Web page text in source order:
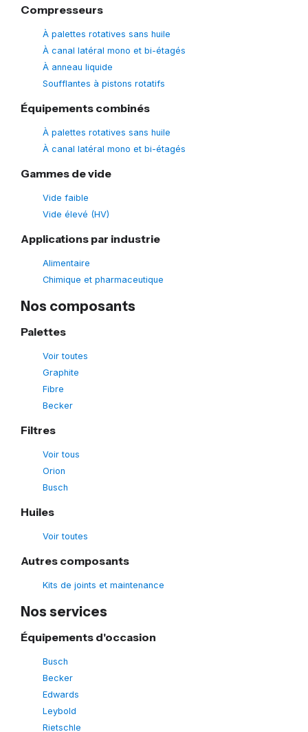
Compresseurs
À palettes rotatives sans huile
À canal latéral mono et bi-étagés
À anneau liquide
Soufflantes à pistons rotatifs
Équipements combinés
À palettes rotatives sans huile
À canal latéral mono et bi-étagés
Gammes de vide
Vide faible
Vide élevé (HV)
Applications par industrie
Alimentaire
Chimique et pharmaceutique
Nos composants
Palettes
Voir toutes
Graphite
Fibre
Becker
Filtres
Voir tous
Orion
Busch
Huiles
Voir toutes
Autres composants
Kits de joints et maintenance
Nos services
Équipements d'occasion
Busch
Becker
Edwards
Leybold
Rietschle